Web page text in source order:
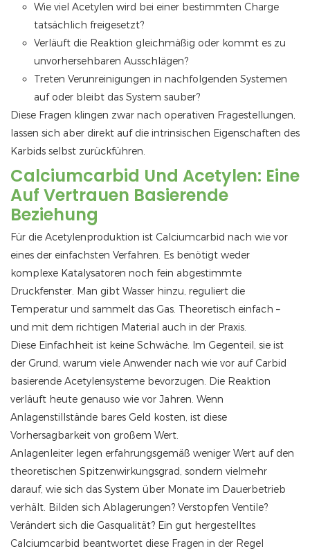
Wie viel Acetylen wird bei einer bestimmten Charge
tatsächlich freigesetzt?
Verläuft die Reaktion gleichmäßig oder kommt es zu
unvorhersehbaren Ausschlägen?
Treten Verunreinigungen in nachfolgenden Systemen
auf oder bleibt das System sauber?
Diese Fragen klingen zwar nach operativen Fragestellungen,
lassen sich aber direkt auf die intrinsischen Eigenschaften des
Karbids selbst zurückführen.
Calciumcarbid Und Acetylen: Eine
Auf Vertrauen Basierende
Beziehung
Für die Acetylenproduktion ist Calciumcarbid nach wie vor
eines der einfachsten Verfahren. Es benötigt weder
komplexe Katalysatoren noch fein abgestimmte
Druckfenster. Man gibt Wasser hinzu, reguliert die
Temperatur und sammelt das Gas. Theoretisch einfach –
und mit dem richtigen Material auch in der Praxis.
Diese Einfachheit ist keine Schwäche. Im Gegenteil, sie ist
der Grund, warum viele Anwender nach wie vor auf Carbid
basierende Acetylensysteme bevorzugen. Die Reaktion
verläuft heute genauso wie vor Jahren. Wenn
Anlagenstillstände bares Geld kosten, ist diese
Vorhersagbarkeit von großem Wert.
Anlagenleiter legen erfahrungsgemäß weniger Wert auf den
theoretischen Spitzenwirkungsgrad, sondern vielmehr
darauf, wie sich das System über Monate im Dauerbetrieb
verhält. Bilden sich Ablagerungen? Verstopfen Ventile?
Verändert sich die Gasqualität? Ein gut hergestelltes
Calciumcarbid beantwortet diese Fragen in der Regel